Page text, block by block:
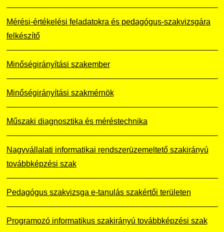
Mérési-értékelési feladatokra és pedagógus-szakvizsgára
felkészítő
Minőségirányítási szakember
Minőségirányítási szakmérnök
Műszaki diagnosztika és méréstechnika
Nagyvállalati informatikai rendszerüzemeltető szakirányú
továbbképzési szak
Pedagógus szakvizsga e-tanulás szakértői területen
Programozó informatikus szakirányú továbbképzési szak